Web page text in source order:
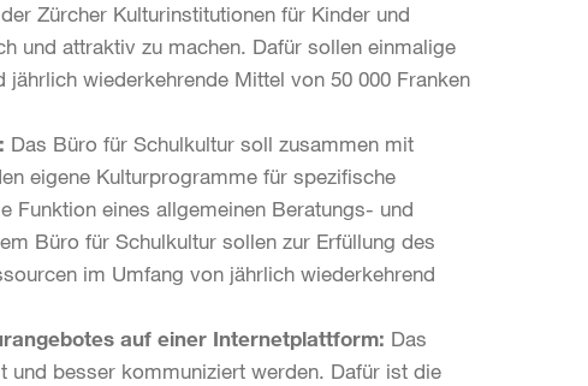
Zürcher Kulturinstitutionen für Kinder und
und attraktiv zu machen. Dafür sollen einmalige
jährlich wiederkehrende Mittel von 50 000 Franken
Das Büro für Schulkultur soll zusammen mit
eigene Kulturprogramme für spezifische
Funktion eines allgemeinen Beratungs- und
Büro für Schulkultur sollen zur Erfüllung des
im Umfang von jährlich wiederkehrend
auf einer Internetplattform: Das
und besser kommuniziert werden. Dafür ist die